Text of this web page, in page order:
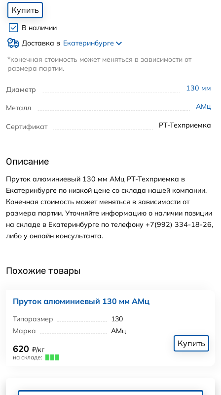
Диаметр 130 мм
Металл АМц
Сертификат РТ-Техприемка
Купить
В наличии
Доставка в Екатеринбурге
*конечная стоимость может меняться в зависимости от
размера партии.
Описание
Пруток алюминиевый 130 мм АМц РТ-Техприемка в
Екатеринбурге по низкой цене со склада нашей компании.
Конечная стоимость может меняться в зависимости от
размера партии. Уточняйте информацию о наличии позиции
на складе в Екатеринбурге по телефону +7(992) 334-18-26,
либо у онлайн консультанта.
Похожие товары
Пруток алюминиевый 130 мм АМц
Типоразмер
130
Марка
АМц
620 ₽/кг
на складе:
Купить